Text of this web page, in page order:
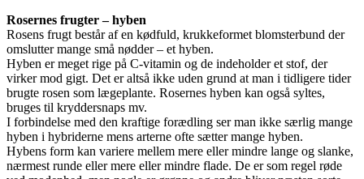
Rosernes frugter – hyben
Rosens frugt består af en kødfuld, krukkeformet blomsterbund der
omslutter mange små nødder – et hyben.
Hyben er meget rige på C-vitamin og de indeholder et stof, der
virker mod gigt. Det er altså ikke uden grund at man i tidligere tider
brugte rosen som lægeplante. Rosernes hyben kan også syltes,
bruges til kryddersnaps mv.
I forbindelse med den kraftige forædling ser man ikke særlig mange
hyben i hybriderne mens arterne ofte sætter mange hyben.
Hybens form kan variere mellem mere eller mindre lange og slanke,
nærmest runde eller mere eller mindre flade. De er som regel røde